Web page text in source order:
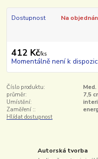
Dostupnost Na
412 Kč/ks
Momentálně není k
Číslo produktu:
Med.
průměr:
7,5
Umístění:
Zaměření ::
Hlídat dostupnost
Autorská tvorba